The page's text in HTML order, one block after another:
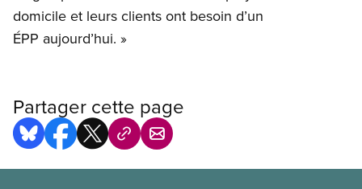
domicile et leurs clients ont besoin d’un
ÉPP aujourd’hui. »
Partager cette page